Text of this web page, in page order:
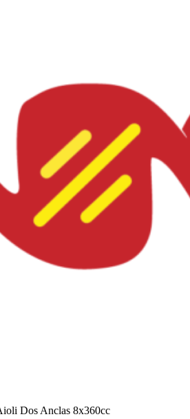
Dos Anclas 8x360cc